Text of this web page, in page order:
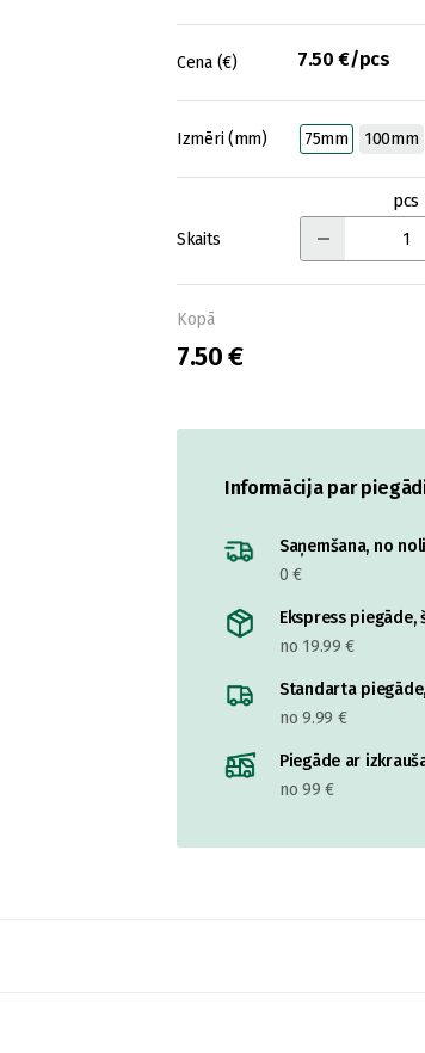
Cena (€) 7.50 €/pcs
Izmēri (mm) 75mm 100mm
Skaits
pcs
Kopā
7.50 €
Informācija par
Saņemšana, no
0 €
Ekspress
no 19.99 €
Standarta
no 9.99 €
Piegāde ar
no 99 €